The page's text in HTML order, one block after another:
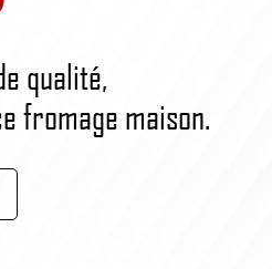
qualité,
fromage maison.